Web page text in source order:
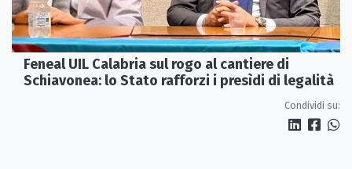
Feneal UIL Calabria sul rogo al cantiere di
Schiavonea: lo Stato rafforzi i presìdi di legalità
Condividi su: